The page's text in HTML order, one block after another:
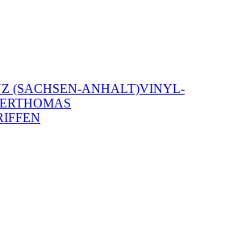
(SACHSEN-ANHALT)VINYL-
THOMAS